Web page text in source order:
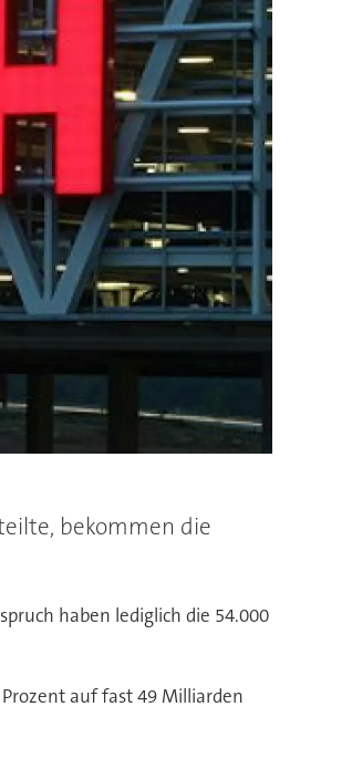
bekommen die
haben lediglich die 54.000
auf fast 49 Milliarden